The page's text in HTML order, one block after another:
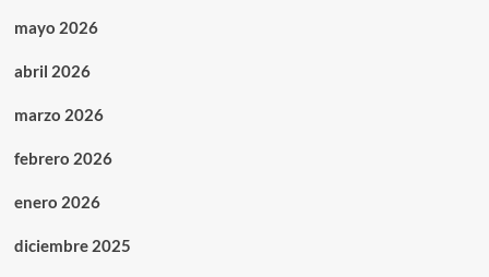
mayo 2026
abril 2026
marzo 2026
febrero 2026
enero 2026
diciembre 2025